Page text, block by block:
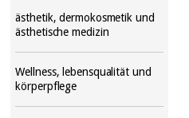
ästhetik, dermokosmetik und
ästhetische medizin
Wellness, lebensqualität und
körperpflege